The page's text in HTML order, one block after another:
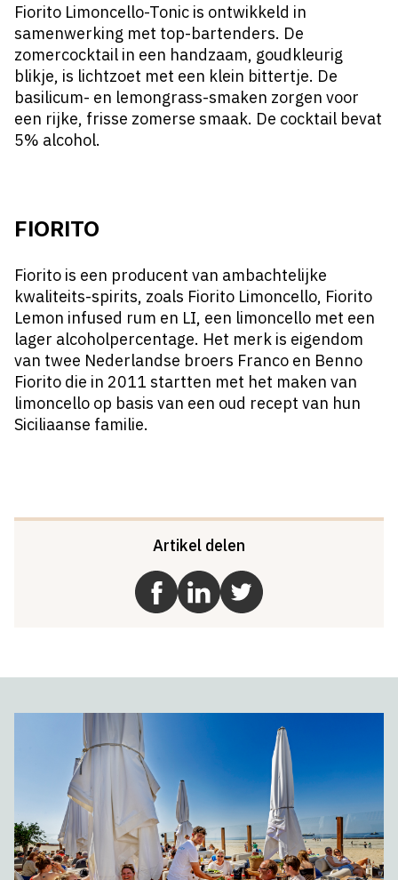
Fiorito Limoncello-Tonic is ontwikkeld in
samenwerking met top-bartenders. De
zomercocktail in een handzaam, goudkleurig
blikje, is lichtzoet met een klein bittertje. De
basilicum- en lemongrass-smaken zorgen voor
een rijke, frisse zomerse smaak. De cocktail bevat
5% alcohol.
FIORITO
Fiorito is een producent van ambachtelijke
kwaliteits-spirits, zoals Fiorito Limoncello, Fiorito
Lemon infused rum en LI, een limoncello met een
lager alcoholpercentage. Het merk is eigendom
van twee Nederlandse broers Franco en Benno
Fiorito die in 2011 startten met het maken van
limoncello op basis van een oud recept van hun
Siciliaanse familie.
Artikel delen